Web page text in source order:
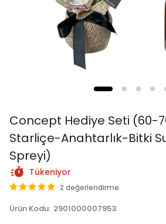
Concept Hediye Seti (60-
Starliçe-Anahtarlık-Bitki
Spreyi)
Tükeniyor
2 değerlendirme
Ürün Kodu: 2901000007953